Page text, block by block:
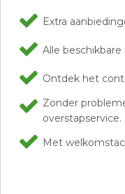
Extra
Alle
Ontdek het
Zonder
overstapservice.
Met